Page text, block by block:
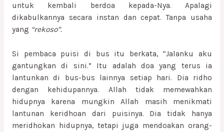
untuk kembali berdoa kepada-Nya. Apalagi
dikabulkannya secara instan dan cepat. Tanpa usaha
yang “rekoso”.
Si pembaca puisi di bus itu berkata, “Jalanku aku
gantungkan di sini.” Itu adalah doa yang terus ia
lantunkan di bus-bus lainnya setiap hari. Dia ridho
dengan kehidupannya. Allah tidak memewahkan
hidupnya karena mungkin Allah masih menikmati
lantunan keridhoan dari puisinya. Dia tidak hanya
meridhokan hidupnya, tetapi juga mendoakan orang-